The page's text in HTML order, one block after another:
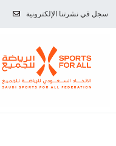
سجل في نشرتنا الإلكترونية